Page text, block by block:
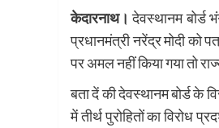
केदारनाथ। देवस्थानम बोर्ड
प्रधानमंत्री नरेंद्र मोदी को
पर अमल नहीं किया गया तो
बता दें की देवस्थानम बोर्ड के
में तीर्थ पुरोहितों का विरोध